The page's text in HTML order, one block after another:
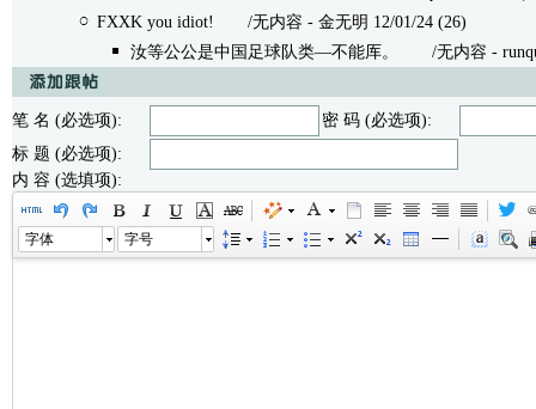
FXXK you idiot!
/无内容 - 金无明 12/01/24 (26)
汝等公公是中国足球队类—不能厍。
/无内容 -
笔 名 (必选项):
密 码 (必选项):
标 题 (必选项):
内 容 (选填项):
字体 字号